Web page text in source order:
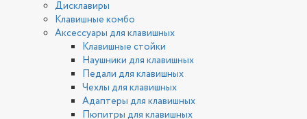
Дисклавиры
Клавишные комбо
Аксессуары для клавишных
Клавишные стойки
Наушники для клавишных
Педали для клавишных
Чехлы для клавишных
Адаптеры для клавишных
Пюпитры для клавишных